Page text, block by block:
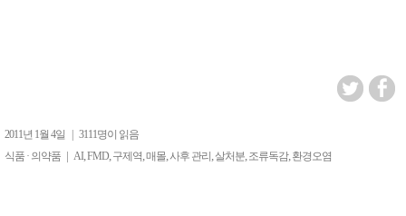
2011년 1월 4일
3111명이 읽음
식품 · 의약품 | AI,FMD,구제역,매몰,사후 관리 ,살처분,조류독감,환경오염